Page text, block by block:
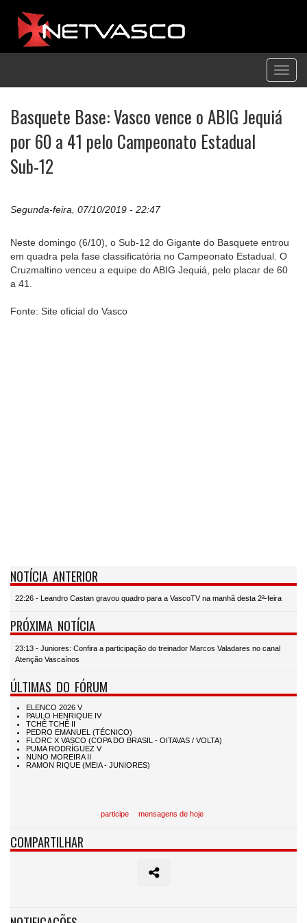
Basquete Base: Vasco vence o ABIG Jequiá
por 60 a 41 pelo Campeonato Estadual
Sub-12
Segunda-feira, 07/10/2019 - 22:47
Neste domingo (6/10), o Sub-12 do Gigante do Basquete entrou
em quadra pela fase classificatória no Campeonato Estadual. O
Cruzmaltino venceu a equipe do ABIG Jequiá, pelo placar de 60
a 41.
Fonte: Site oficial do Vasco
NOTÍCIA ANTERIOR
22:26 - Leandro Castan gravou quadro para a VascoTV na manhã desta 2ª-feira
PRÓXIMA NOTÍCIA
23:13 - Juniores: Confira a participação do treinador Marcos Valadares no canal
Atenção Vascaínos
ÚLTIMAS DO FÓRUM
participe mensagens de hoje
COMPARTILHAR